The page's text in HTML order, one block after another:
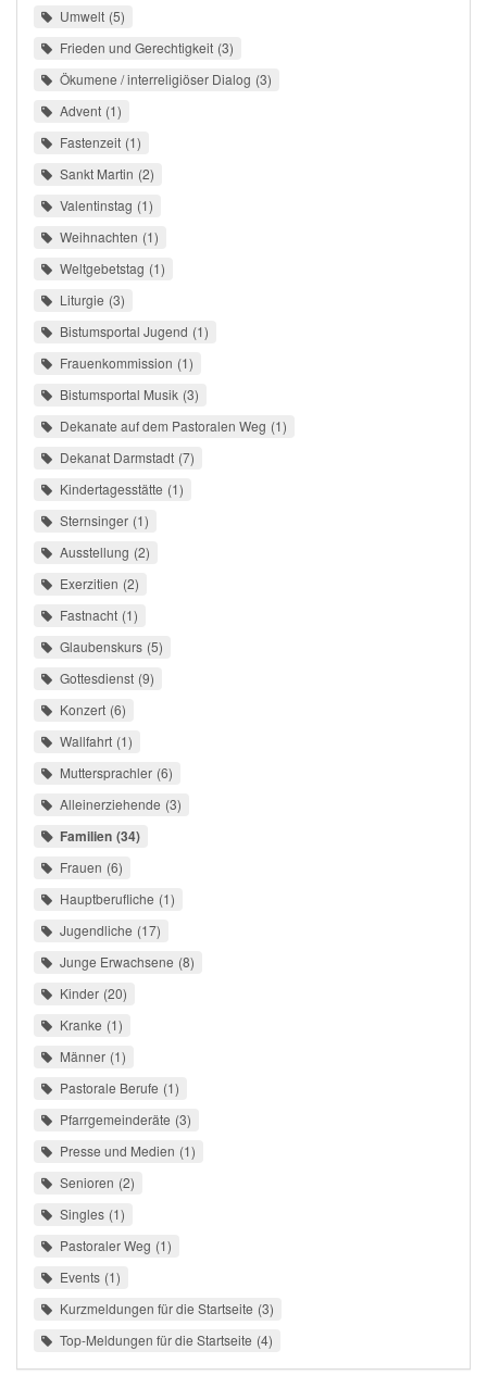
Umwelt 5
Frieden und Gerechtigkeit 3
Ökumene / interreligiöser Dialog 3
Advent 1
Fastenzeit 1
Sankt Martin 2
Valentinstag 1
Weihnachten 1
Weltgebetstag 1
Liturgie 3
Bistumsportal Jugend 1
Frauenkommission 1
Bistumsportal Musik 3
Dekanate auf dem Pastoralen Weg 1
Dekanat Darmstadt 7
Kindertagesstätte 1
Sternsinger 1
Ausstellung 2
Exerzitien 2
Fastnacht 1
Glaubenskurs 5
Gottesdienst 9
Konzert 6
Wallfahrt 1
Muttersprachler 6
Alleinerziehende 3
Familien 34
Frauen 6
Hauptberufliche 1
Jugendliche 17
Junge Erwachsene 8
Kinder 20
Kranke 1
Männer 1
Pastorale Berufe 1
Pfarrgemeinderäte 3
Presse und Medien 1
Senioren 2
Singles 1
Pastoraler Weg 1
Events 1
Kurzmeldungen für die Startseite 3
Top-Meldungen für die Startseite 4